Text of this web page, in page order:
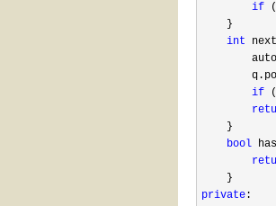
if
    }
int
if
    }
bool
private :